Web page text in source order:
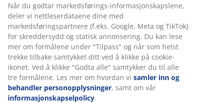
Når du godtar markedsførings-informasjonskapslene,
deler vi nettleserdataene dine med
markedsføringspartnere (f.eks. Google, Meta og TikTok)
for skreddersydd og statisk annonsering. Du kan lese
mer om formålene under "Tilpass" og når som helst
trekke tilbake samtykket ditt ved å klikke på cookie-
ikonet. Ved å klikke "Godta alle" samtykker du til alle
tre formålene. Les mer om hvordan vi samler inn og
behandler personopplysninger, samt om vår
informasjonskapselpolicy.